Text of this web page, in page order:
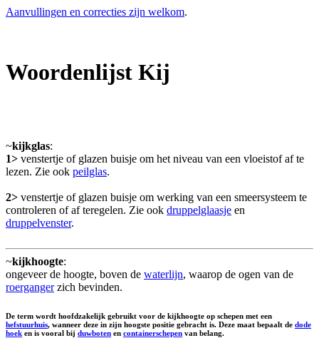
Aanvullingen en correcties zijn welkom.
Woordenlijst Kij
~kijkglas:
1> venstertje of glazen buisje om het niveau van een vloeistof af te
lezen. Zie ook peilglas.
2> venstertje of glazen buisje om werking van een smeersysteem te
controleren of af teregelen. Zie ook druppelglaasje en
druppelvenster.
~kijkhoogte:
ongeveer de hoogte, boven de waterlijn, waarop de ogen van de
roergangerzich bevinden.
De term wordt hoofdzakelijk gebruikt voor de kijkhoogte op schepen met een
hefstuurhuis, wanneer deze in zijn hoogste positie gebracht is. Deze maat bepaalt de dode
hoek en is vooral bij duwboten en containerschepen van belang.